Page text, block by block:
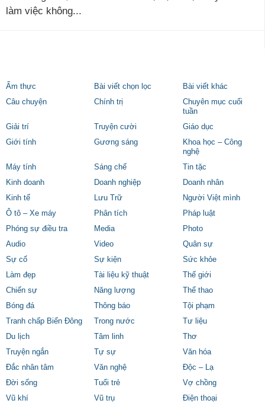
làm việc không...
Ẩm thực Bài viết chọn lọc
Bài viết khác
Câu chuyện
Chính trị
Chuyên mục cuối
tuần
Giải trí
Truyện cười
Giáo dục
Giới tính
Gương sáng
Khoa học – Công
nghệ
Máy tính
Sáng chế
Tin tặc
Kinh doanh
Doanh nghiệp
Doanh nhân
Kinh tế
Lưu Trữ
Người Việt mình
Ô tô – Xe máy
Phân tích
Pháp luật
Phóng sự điều tra
Media
Photo
Audio
Video
Quân sự
Sự cố
Sự kiện
Sức khỏe
Làm đẹp
Tài liệu kỹ thuật
Thế giới
Chiến sự
Năng lượng
Thể thao
Bóng đá
Thông báo
Tội phạm
Tranh chấp Biển Đông
Trong nước
Tư liệu
Du lịch
Tâm linh
Thơ
Truyện ngắn
Tự sự
Văn hóa
Đắc nhân tâm
Văn nghệ
Độc – Lạ
Đời sống
Tuổi trẻ
Vợ chồng
Vũ khí
Vũ trụ Điện thoại